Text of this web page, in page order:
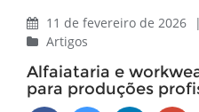
11 de fevereiro de 2026 |
Artigos
Alfaiataria e
para produções